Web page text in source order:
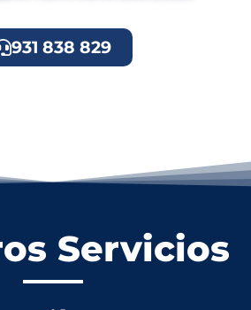
931 838 829
Servicios